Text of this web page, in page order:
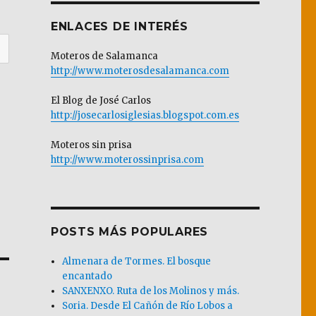
ENLACES DE INTERÉS
Moteros de Salamanca
http://www.moterosdesalamanca.com
El Blog de José Carlos
http://josecarlosiglesias.blogspot.com.es
Moteros sin prisa
http://www.moterossinprisa.com
POSTS MÁS POPULARES
Almenara de Tormes. El bosque
encantado
SANXENXO. Ruta de los Molinos y más.
Soria. Desde El Cañón de Río Lobos a